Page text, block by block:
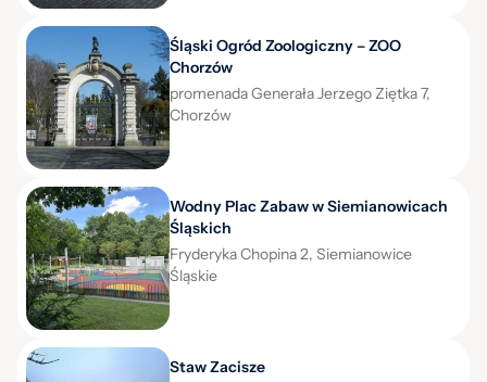
Śląski Ogród Zoologiczny – ZOO
Chorzów
promenada Generała Jerzego Ziętka 7,
Chorzów
Wodny Plac Zabaw w Siemianowicach
Śląskich
Fryderyka Chopina 2, Siemianowice
Śląskie
Staw Zacisze